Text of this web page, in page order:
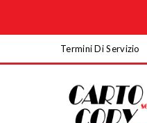
Termini Di Servizio